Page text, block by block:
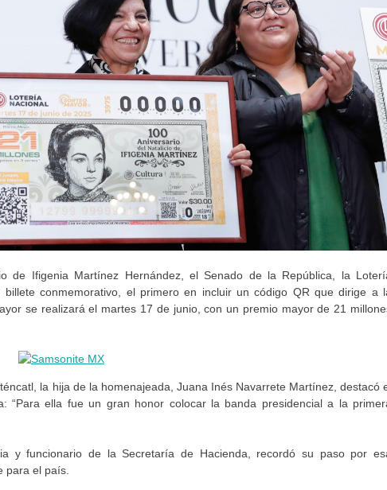
de Ifigenia Martínez Hernández, el Senado de la República, la
conmemorativo, el primero en incluir un código QR que dirige a
se realizará el martes 17 de junio, con un premio mayor de 21
la hija de la homenajeada, Juana Inés Navarrete Martínez, destacó
“Para ella fue un gran honor colocar la banda presidencial a la
y funcionario de la Secretaría de Hacienda, recordó su paso por
para el país.